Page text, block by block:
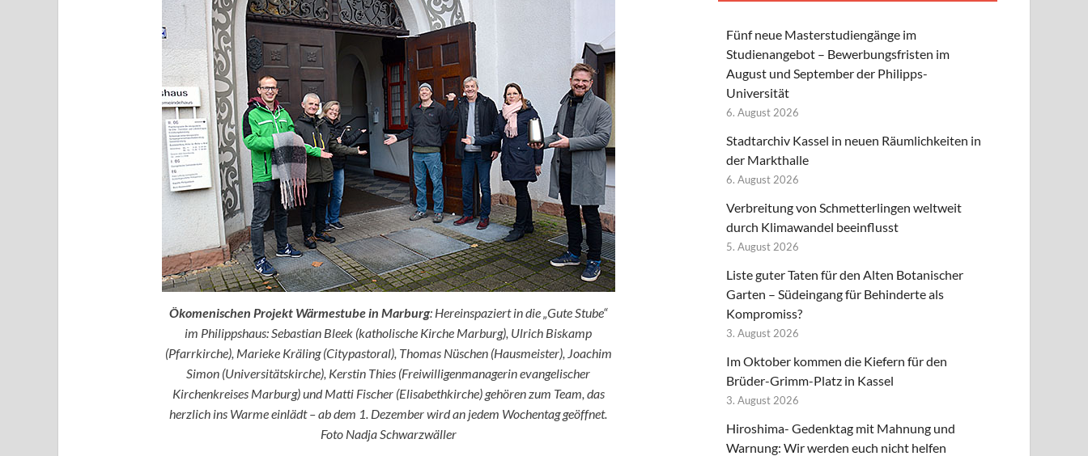
Ökomenischen Projekt Wärmestube in Marburg: Hereinspaziert in die „Gute Stube“
im Philippshaus: Sebastian Bleek (katholische Kirche Marburg), Ulrich Biskamp
(Pfarrkirche), Marieke Kräling (Citypastoral), Thomas Nüschen (Hausmeister), Joachim
Simon (Universitätskirche), Kerstin Thies (Freiwilligenmanagerin evangelischer
Kirchenkreises Marburg) und Matti Fischer (Elisabethkirche) gehören zum Team, das
herzlich ins Warme einlädt – ab dem 1. Dezember wird an jedem Wochentag geöffnet.
Foto Nadja Schwarzwäller
Fünf neue Masterstudiengänge im
Studienangebot – Bewerbungsfristen im
August und September der Philipps-
Universität
6. August 2026
Stadtarchiv Kassel in neuen Räumlichkeiten in
der Markthalle
6. August 2026
Verbreitung von Schmetterlingen weltweit
durch Klimawandel beeinflusst
5. August 2026
Liste guter Taten für den Alten Botanischer
Garten – Südeingang für Behinderte als
Kompromiss?
3. August 2026
Im Oktober kommen die Kiefern für den
Brüder-Grimm-Platz in Kassel
3. August 2026
Hiroshima- Gedenktag mit Mahnung und
Warnung: Wir werden euch nicht helfen